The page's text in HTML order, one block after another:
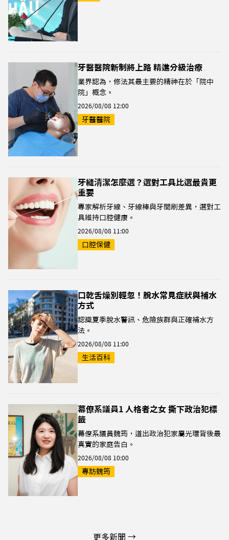
牙醫醫院新制將上路 精進分級治療
業界認為，修法其最主要的精神在於「院中
院」概念。
2026/08/08 12:00
牙醫醫院
牙縫清潔怎麼選？選對工具比選最貴更
重要
專家解析牙線、牙線棒與牙間刷差異，選對工
具維持口腔健康。
2026/08/08 11:00
口腔保健
口乾舌燥別輕忽！脫水常見症狀與補水
方式
認識夏季脫水警訊、危險族群與正確補水方
法。
2026/08/08 11:00
生活百科
幕僚系議員1 人格者之女 撕下政治犯標
籤
幕僚系議員魏筠，道出政治犯家屬光環背後最
真實的家庭告白。
2026/08/08 10:00
專訪魏筠
更多新聞 →